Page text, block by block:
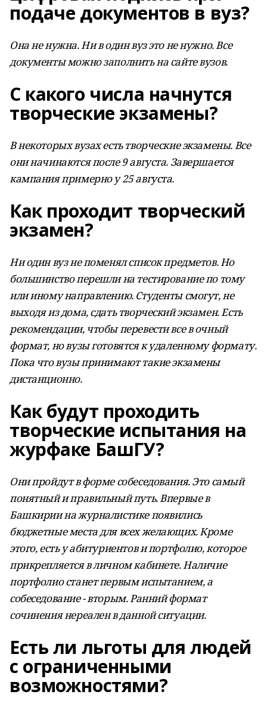
подаче документов в вуз?
Она не нужна. Ни в один вуз это не нужно. Все
документы можно заполнить на сайте вузов.
С какого числа начнутся
творческие экзамены?
В некоторых вузах есть творческие экзамены. Все
они начинаются после 9 августа. Завершается
кампания примерно у 25 августа.
Как проходит творческий
экзамен?
Ни один вуз не поменял список предметов. Но
большинство перешли на тестирование по тому
или иному направлению. Студенты смогут, не
выходя из дома, сдать творческий экзамен. Есть
рекомендации, чтобы перевести все в очный
формат, но вузы готовятся к удаленному формату.
Пока что вузы принимают такие экзамены
дистанционно.
Как будут проходить
творческие испытания на
журфаке БашГУ?
Они пройдут в форме собеседования. Это самый
понятный и правильный путь. Впервые в
Башкирии на журналистике появились
бюджетные места для всех желающих. Кроме
этого, есть у абитуриентов и портфолио, которое
прикрепляется в личном кабинете. Наличие
портфолио станет первым испытанием, а
собеседование - вторым. Ранний формат
сочинения нереален в данной ситуации.
Есть ли льготы для людей
с ограниченными
возможностями?